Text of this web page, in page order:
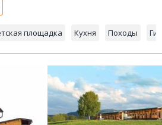
площадка Кухня Походы